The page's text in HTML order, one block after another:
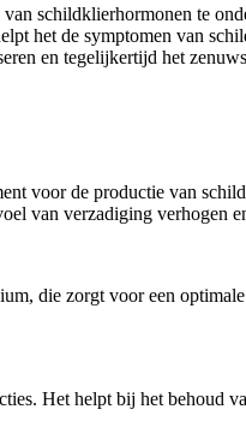
schildklierhormonen te
het de symptomen van
en tegelijkertijd het
voor de productie van
van verzadiging verhogen
die zorgt voor een
Het helpt bij het behoud